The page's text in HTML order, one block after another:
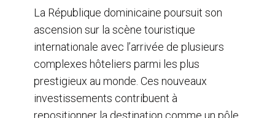
r
e
e
b
o
k
k
e
d
n
i
l
La République dominicaine poursuit son
ascension sur la scène touristique
internationale avec l’arrivée de plusieurs
complexes hôteliers parmi les plus
prestigieux au monde. Ces nouveaux
investissements contribuent à
repositionner la destination comme un pôle